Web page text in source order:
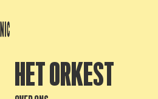
HET ORKEST